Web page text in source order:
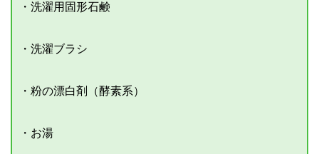
・洗濯用固形石鹸
・洗濯ブラシ
・粉の漂白剤（酵素系）
・お湯